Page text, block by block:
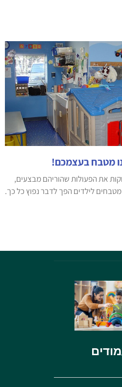
מטבח בעצמכם!
את הפעולות שהוריהם מבצעים,
לילדים הפך לדבר נפוץ כל כך.